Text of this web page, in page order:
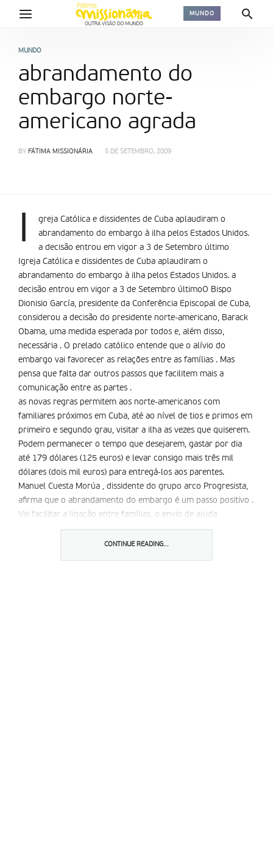
MUNDO
MUNDO
abrandamento do
embargo norte-
americano agrada
BY FÁTIMA MISSIONÁRIA 5 DE SETEMBRO, 2009
I
greja Católica e dissidentes de Cuba aplaudiram o
abrandamento do embargo à ilha pelos Estados Unidos.
a decisão entrou em vigor a 3 de Setembro último
Igreja Católica e dissidentes de Cuba aplaudiram o
abrandamento do embargo à ilha pelos Estados Unidos. a
decisão entrou em vigor a 3 de Setembro últimoO Bispo
Dionisio García, presidente da Conferência Episcopal de Cuba,
considerou a decisão do presidente norte-americano, Barack
Obama, uma medida esperada por todos e, além disso,
necessária . O prelado católico entende que o alívio do
embargo vai favorecer as relações entre as famílias . Mas
pensa que falta dar outros passos que facilitem mais a
comunicação entre as partes .
as novas regras permitem aos norte-americanos com
familiares próximos em Cuba, até ao nível de tios e primos em
primeiro e segundo grau, visitar a ilha as vezes que quiserem.
Podem permanecer o tempo que desejarem, gastar por dia
até 179 dólares (125 euros) e levar consigo mais três mil
dólares (dois mil euros) para entregá-los aos parentes.
Manuel Cuesta Morúa , dissidente do grupo arco Progresista,
afirma que o abrandamento do embargo é um passo positivo .
Vai facilitar a ligação entre famílias, o envio de ajuda
Por outro lado serve de plataforma para avançar no diálogo
CONTINUE READING...